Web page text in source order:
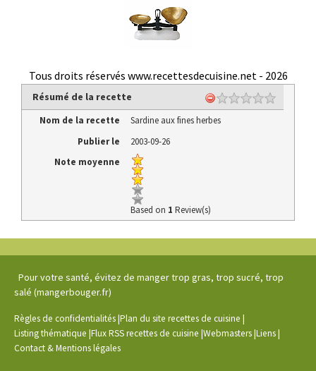
Tous droits réservés www.recettesdecuisine.net - 2026
Résumé de la recette
Nom de la recette
Sardine aux fines herbes
Publier le
2003-09-26
Note moyenne
Based on 1 Review(s)
Pour votre santé, évitez de manger trop gras, trop sucré, trop
salé (mangerbouger.fr)
Règles de confidentialités|Plan du site recettes de cuisine |
Listing thématique |Flux RSS recettes de cuisine |Webmasters|Liens|
Contact & Mentions légales